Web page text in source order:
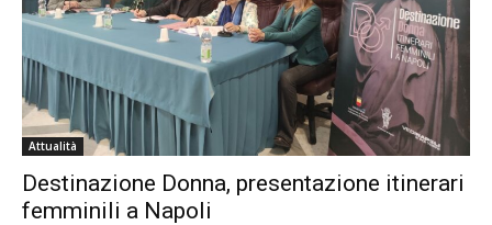
Attualità
Destinazione Donna, presentazione itinerari
femminili a Napoli